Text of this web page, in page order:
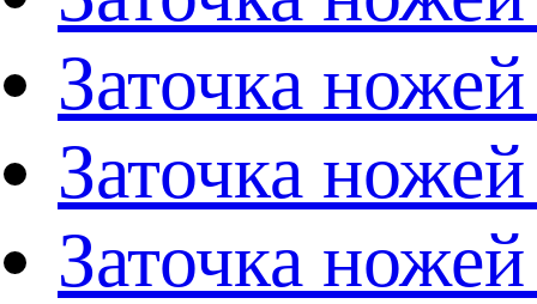
Заточка
Заточка
Заточка